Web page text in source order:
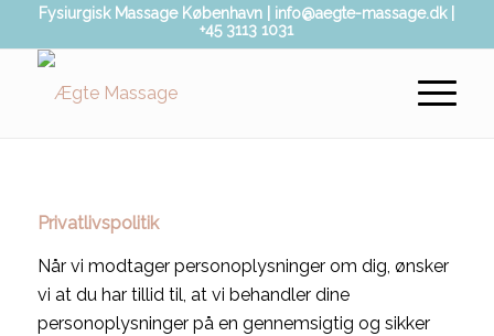
Fysiurgisk Massage København | info@aegte-massage.dk |
+45 3113 1031
Privatlivspolitik
Når vi modtager personoplysninger om dig, ønsker
vi at du har tillid til, at vi behandler dine
personoplysninger på en gennemsigtig og sikker